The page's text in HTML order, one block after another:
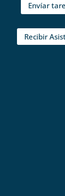
Envíar
Recibir